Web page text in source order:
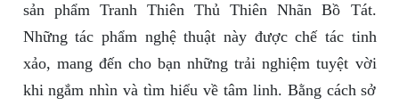
sản phẩm Tranh Thiên Thủ Thiên Nhãn Bồ Tát.
Những tác phẩm nghệ thuật này được chế tác tinh
xảo, mang đến cho bạn những trải nghiệm tuyệt vời
khi ngắm nhìn và tìm hiểu về tâm linh. Bằng cách sở